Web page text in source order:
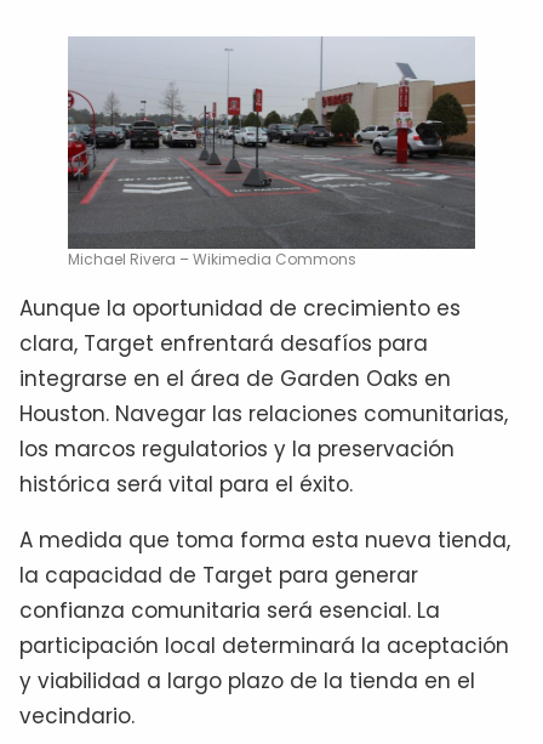
Michael Rivera – Wikimedia Commons
Aunque la oportunidad de crecimiento es
clara, Target enfrentará desafíos para
integrarse en el área de Garden Oaks en
Houston. Navegar las relaciones comunitarias,
los marcos regulatorios y la preservación
histórica será vital para el éxito.
A medida que toma forma esta nueva tienda,
la capacidad de Target para generar
confianza comunitaria será esencial. La
participación local determinará la aceptación
y viabilidad a largo plazo de la tienda en el
vecindario.